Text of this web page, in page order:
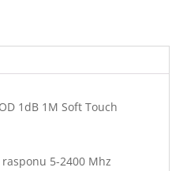
1dB 1M Soft Touch
5-2400 Mhz